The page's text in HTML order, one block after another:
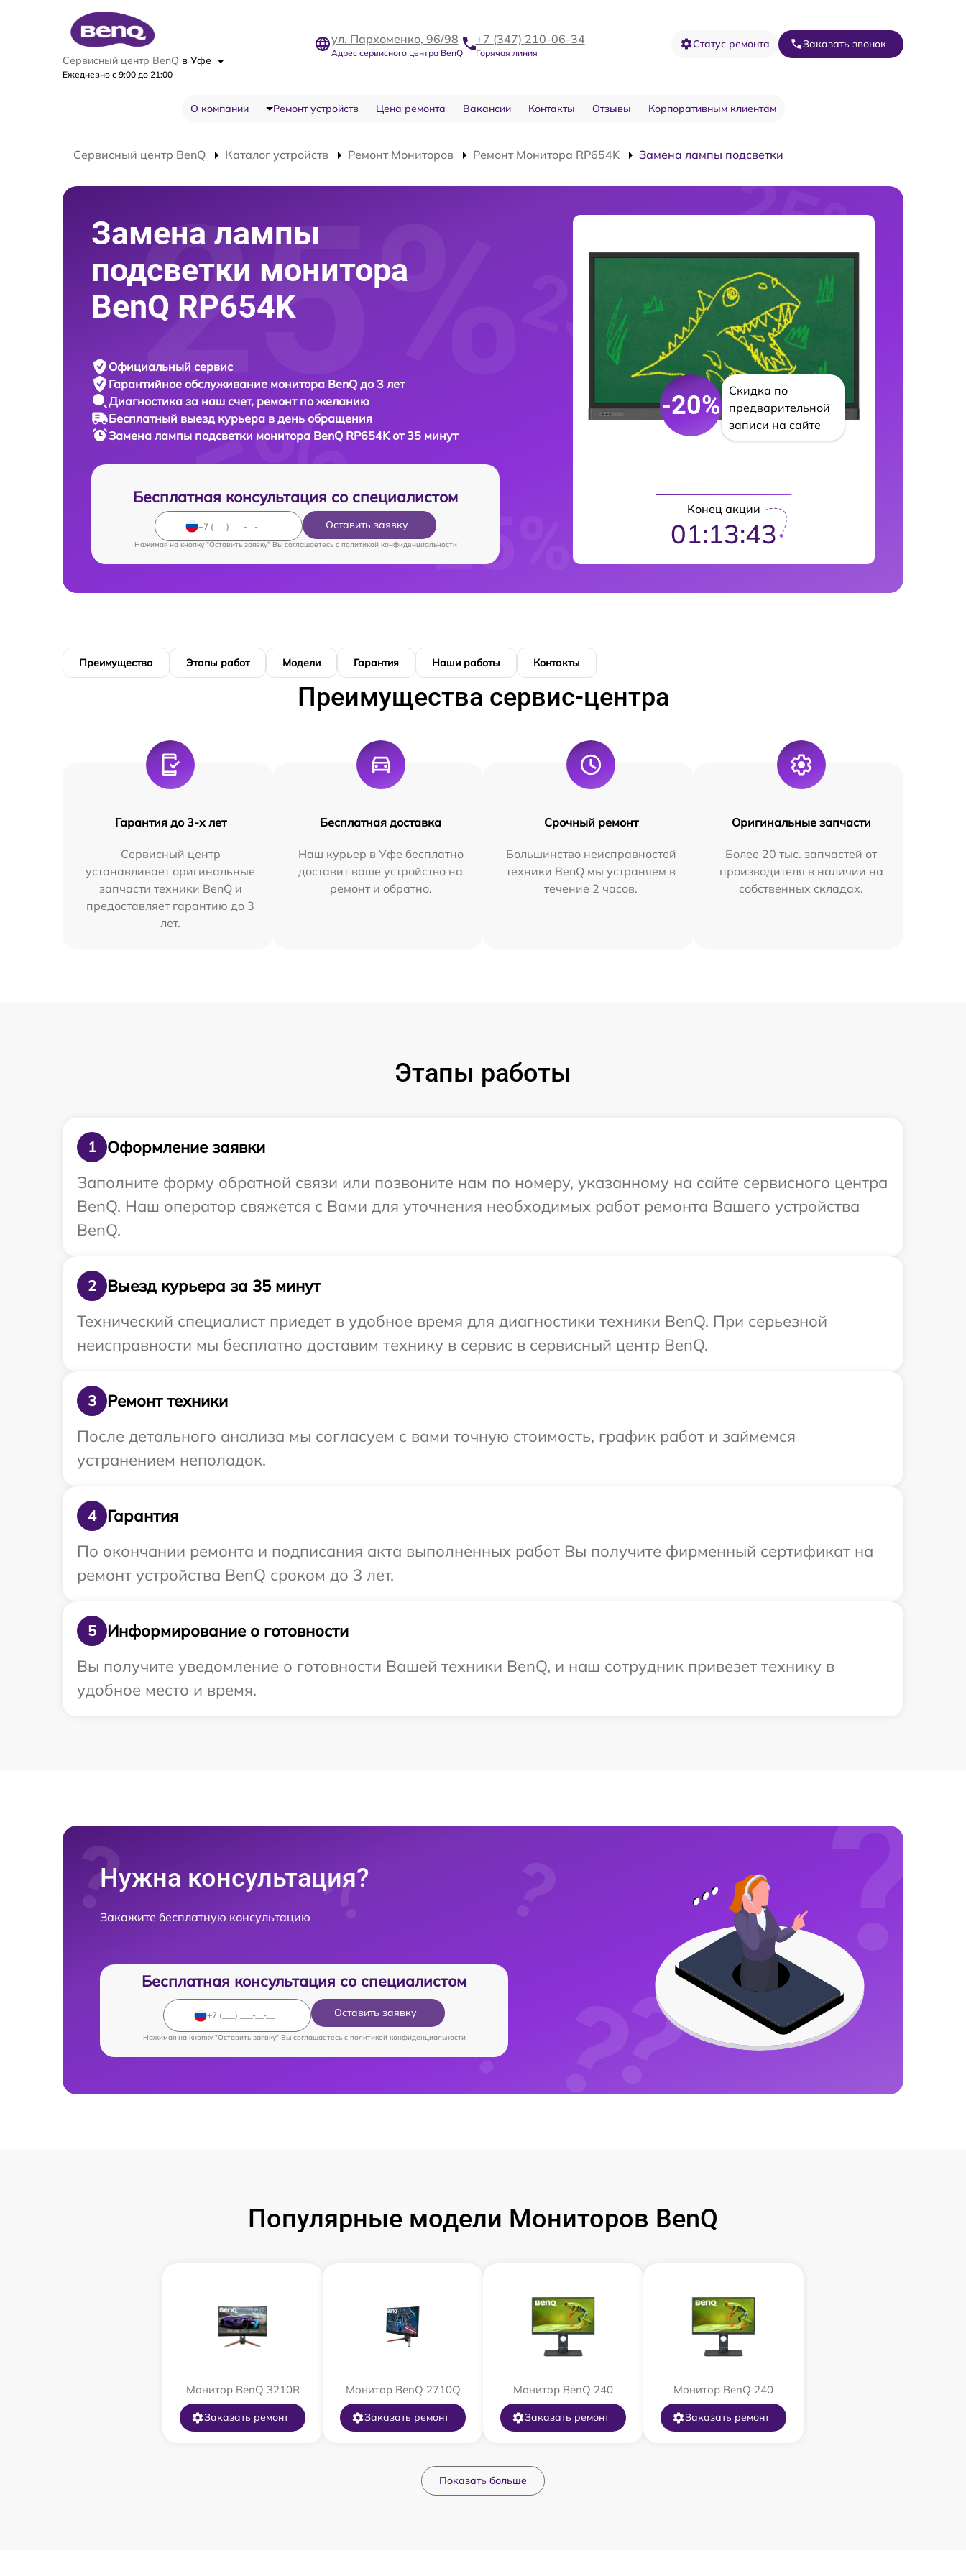
Сервисный центр BenQ в Уфе
Ежедневно с 9:00 до 21:00
ул. Пархоменко, 96/98
Адрес сервисного центра BenQ
+7 (347) 210-06-34
Горячая линия
Статус ремонта Заказать звонок
О компании Ремонт устройств Цена ремонта Вакансии Контакты Отзывы Корпоративным клиентам
Сервисный центр BenQ Каталог устройств Ремонт Мониторов Ремонт Монитора RP654K Замена лампы подсветки
Замена лампы
подсветки монитора
BenQ RP654K
Официальный сервис
Гарантийное обслуживание монитора BenQ до 3 лет
Диагностика за наш счет, ремонт по желанию
Бесплатный выезд курьера в день обращения
Замена лампы подсветки монитора BenQ RP654K от 35 минут
Бесплатная консультация со специалистом
Оставить заявку
Нажимая на кнопку "Оставить заявку" Вы соглашаетесь c политикой конфиденциальности
-20%
Скидка по
предварительной
записи на сайте
Конец акции
01:13:42
Преимущества Этапы работ Модели Гарантия Наши работы Контакты
Преимущества сервис-центра
Гарантия до 3-х лет
Сервисный центр
устанавливает оригинальные
запчасти техники BenQ и
предоставляет гарантию до 3
лет.
Бесплатная доставка
Наш курьер в Уфе бесплатно
доставит ваше устройство на
ремонт и обратно.
Срочный ремонт
Большинство неисправностей
техники BenQ мы устраняем в
течение 2 часов.
Оригинальные запчасти
Более 20 тыс. запчастей от
производителя в наличии на
собственных складах.
Этапы работы
1
Оформление заявки
Заполните форму обратной связи или позвоните нам по номеру, указанному на сайте сервисного центра
BenQ. Наш оператор свяжется с Вами для уточнения необходимых работ ремонта Вашего устройства
BenQ.
2
Выезд курьера за 35 минут
Технический специалист приедет в удобное время для диагностики техники BenQ. При серьезной
неисправности мы бесплатно доставим технику в сервис в сервисный центр BenQ.
3
Ремонт техники
После детального анализа мы согласуем с вами точную стоимость, график работ и займемся
устранением неполадок.
4
Гарантия
По окончании ремонта и подписания акта выполненных работ Вы получите фирменный сертификат на
ремонт устройства BenQ сроком до 3 лет.
5
Информирование о готовности
Вы получите уведомление о готовности Вашей техники BenQ, и наш сотрудник привезет технику в
удобное место и время.
Нужна консультация?
Закажите бесплатную консультацию
Бесплатная консультация со специалистом
Оставить заявку
Нажимая на кнопку "Оставить заявку" Вы соглашаетесь c политикой конфиденциальности
Популярные модели Мониторов BenQ
Монитор BenQ 3210R
Заказать ремонт
Монитор BenQ 2710Q
Заказать ремонт
Монитор BenQ 240
Заказать ремонт
Монитор BenQ 240
Заказать ремонт
Показать больше